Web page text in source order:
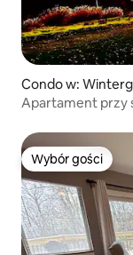
Condo w:
Apartament przy
Wybór gości
Wybór gości